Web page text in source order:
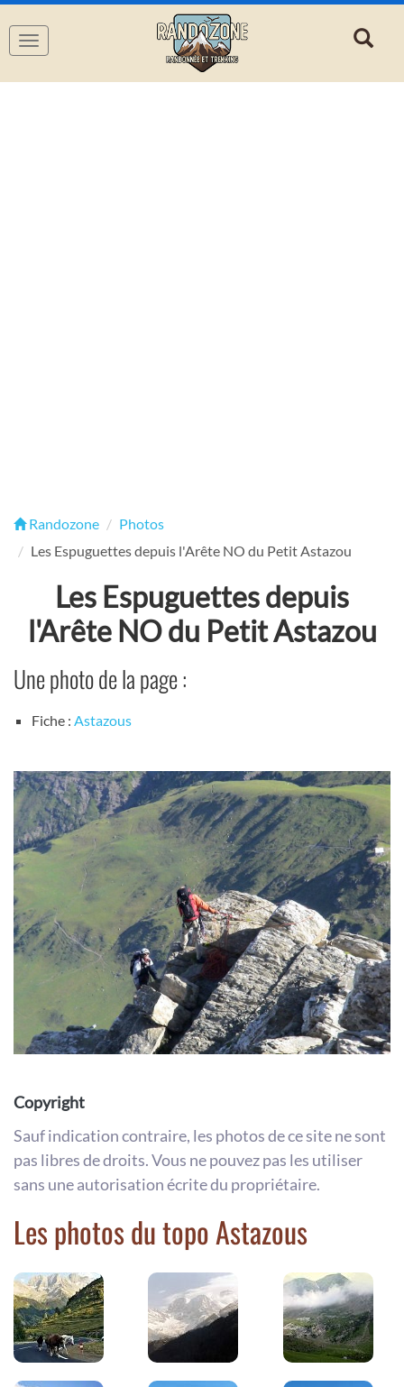
Navigation
Randozone
Photos
Les Espuguettes depuis l'Arête NO du Petit Astazou
Les Espuguettes depuis
l'Arête NO du Petit Astazou
Une photo de la page :
Fiche : Astazous
Copyright
Sauf indication contraire, les photos de ce site ne sont
pas libres de droits. Vous ne pouvez pas les utiliser
sans une autorisation écrite du propriétaire.
Les photos du topo Astazous